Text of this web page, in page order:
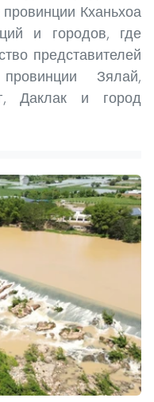
Кханьхоа
и городов, где
представителей
Зялай,
Даклак и город